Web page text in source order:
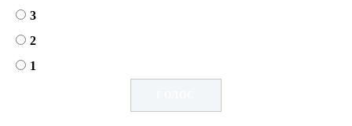
3
2
1